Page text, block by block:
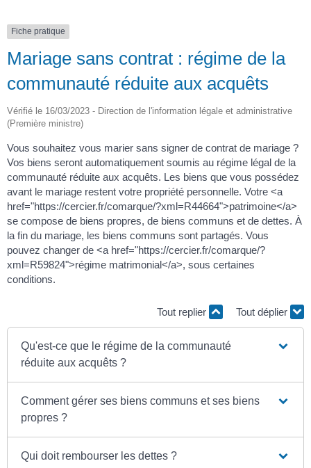
Fiche pratique
Mariage sans contrat : régime de la
communauté réduite aux acquêts
Vérifié le 16/03/2023 - Direction de l'information légale et administrative
(Première ministre)
Vous souhaitez vous marier sans signer de contrat de mariage ?
Vos biens seront automatiquement soumis au régime légal de la
communauté réduite aux acquêts. Les biens que vous possédez
avant le mariage restent votre propriété personnelle. Votre <a
href="https://cercier.fr/comarque/?xml=R44664">patrimoine</a>
se compose de biens propres, de biens communs et de dettes. À
la fin du mariage, les biens communs sont partagés. Vous
pouvez changer de <a href="https://cercier.fr/comarque/?
xml=R59824">régime matrimonial</a>, sous certaines
conditions.
Tout replier Tout déplier
Qu'est-ce que le régime de la communauté
réduite aux acquêts ?
Comment gérer ses biens communs et ses biens
propres ?
Qui doit rembourser les dettes ?